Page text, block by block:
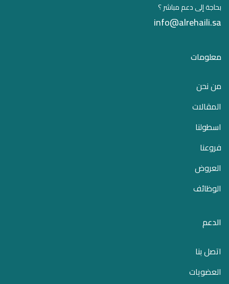
بحاجة إلى دعم مباشر ؟
info@alrehaili.sa
معلومات
من نحن
المقالات
اسطولنا
فروعنا
العروض
الوظائف
الدعم
اتصل بنا
العضويات